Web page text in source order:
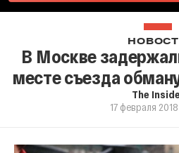
В Москве
месте съезда
The
17 февраля 2018